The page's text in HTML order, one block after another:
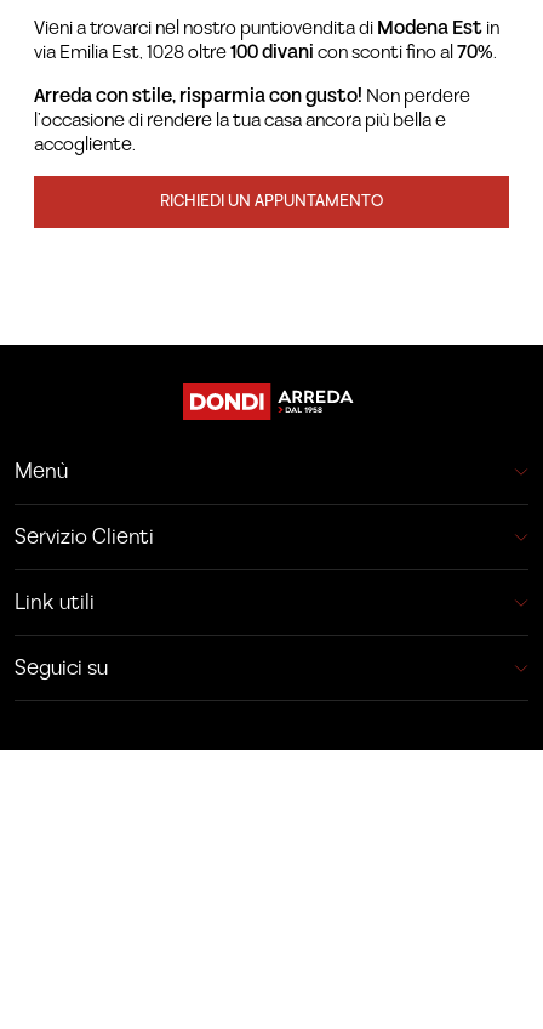
Vieni a trovarci nel nostro puntiovendita diModena Estin
via Emilia Est, 1028 oltre100 divanicon sconti fino al70%.
Arreda con stile, risparmia con gusto! Non perdere
l’occasione di rendere la tua casa ancora più bella e
accogliente.
RICHIEDI UN APPUNTAMENTO
Menù
Servizio Clienti
Link utili
Seguici su